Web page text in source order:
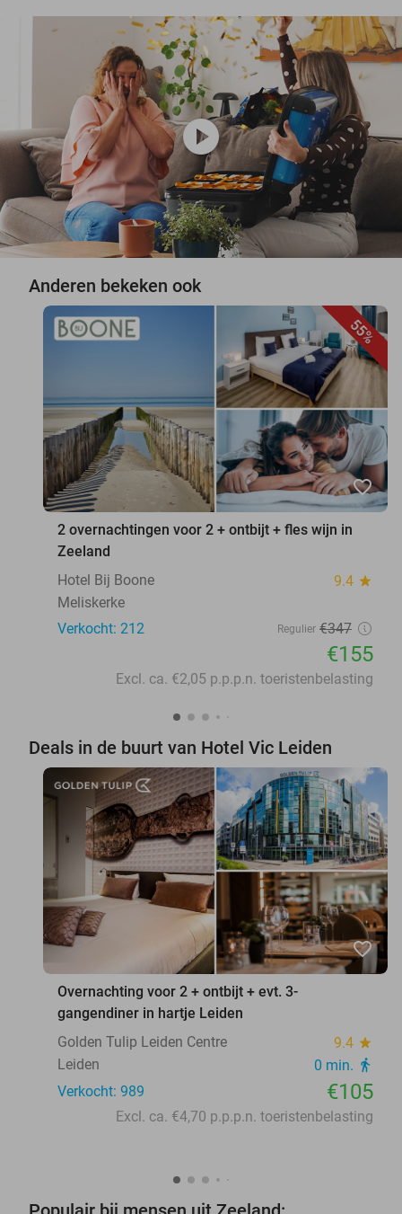
play_circle
Anderen bekeken ook
55%
favorite_border
2 overnachtingen voor 2 + ontbijt + fles wijn in
Zeeland
Hotel Bij Boone
9.4 star
Meliskerke
Verkocht: 212
Regulier €347
€155
Excl. ca. €2,05 p.p.p.n. toeristenbelasting
Deals in de buurt van Hotel Vic Leiden
favorite_border
Overnachting voor 2 + ontbijt + evt. 3-
gangendiner in hartje Leiden
Golden Tulip Leiden Centre
9.4 star
Leiden 0 min. directions_walk
Verkocht: 989 €105
Excl. ca. €4,70 p.p.p.n. toeristenbelasting